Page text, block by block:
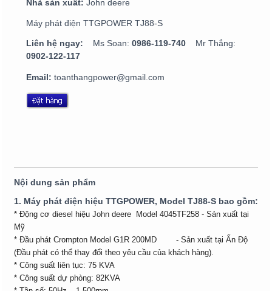
Nhà sản xuất: John deere
Máy phát điện TTGPOWER TJ88-S
Liên hệ ngay: Ms Soan: 0986-119-740 Mr Thắng:
0902-122-117
Email: toanthangpower@gmail.com
Nội dung sản phẩm
1. Máy phát điện hiệu TTGPOWER, Model TJ88-S bao gồm:
* Động cơ diesel hiệu John deere Model 4045TF258 - Sản xuất tại
Mỹ
* Đầu phát Crompton Model G1R 200MD - Sản xuất tại Ấn Độ
(Đầu phát có thể thay đổi theo yêu cầu của khách hàng).
* Công suất liên tục: 75 KVA
* Công suất dự phòng: 82KVA